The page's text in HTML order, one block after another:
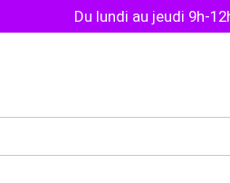
Du lundi au jeudi 9h-